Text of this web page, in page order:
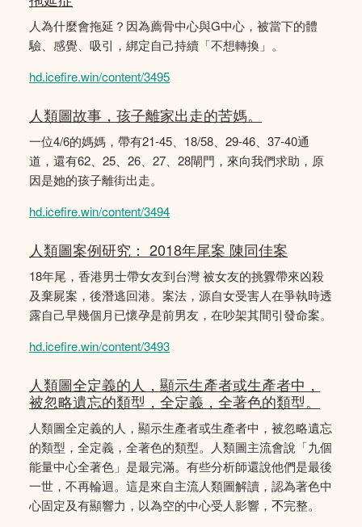
人為什麼會拖延？因為薦骨中心與G中心，被當下的體
驗、感覺、吸引，綁定自己持續「不想轉換」。
hd.icefire.win/content/3495
人類圖故事，孩子離家出走的苦媽。
一位4/6的媽媽，帶有21-45、18/58、29-46、37-40通
道，還有62、25、26、27、28閘門，來向我們求助，原
因是她的孩子離街出走。
hd.icefire.win/content/3494
人類圖案例研究： 2018年尾案 陳同佳案
18年尾，香港男士帶女友到台灣 被女友的挑釁帶來凶殺
及棄屍案，後潛逃回港。案法，源自女受害人在爭執時透
露自己早幾個月已懷孕是前男友，在吵架其間引發命案。
hd.icefire.win/content/3493
人類圖全定義的人，顯示生產者或生產者中，
被忽略遺忘的類型，全定義，全著色的類型。
人類圖全定義的人，顯示生產者或生產者中，被忽略遺忘
的類型，全定義，全著色的類型。人類圖主流會說「九個
能量中心全著色」是最完滿。有些分析師還說他們是最後
一世，不再輪迴。這是來自主流人類圖解讀，認為著色中
心固定及有顯響力，以為空的中心受人影響，𣎴完整。